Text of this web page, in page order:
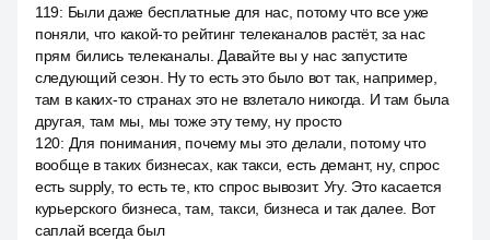
119: Были даже бесплатные для нас, потому что все уже
поняли, что какой-то рейтинг телеканалов растёт, за нас
прям бились телеканалы. Давайте вы у нас запустите
следующий сезон. Ну то есть это было вот так, например,
там в каких-то странах это не взлетало никогда. И там была
другая, там мы, мы тоже эту тему, ну просто
120: Для понимания, почему мы это делали, потому что
вообще в таких бизнесах, как такси, есть демант, ну, спрос
есть supply, то есть те, кто спрос вывозит. Угу. Это касается
курьерского бизнеса, там, такси, бизнеса и так далее. Вот
саплай всегда был